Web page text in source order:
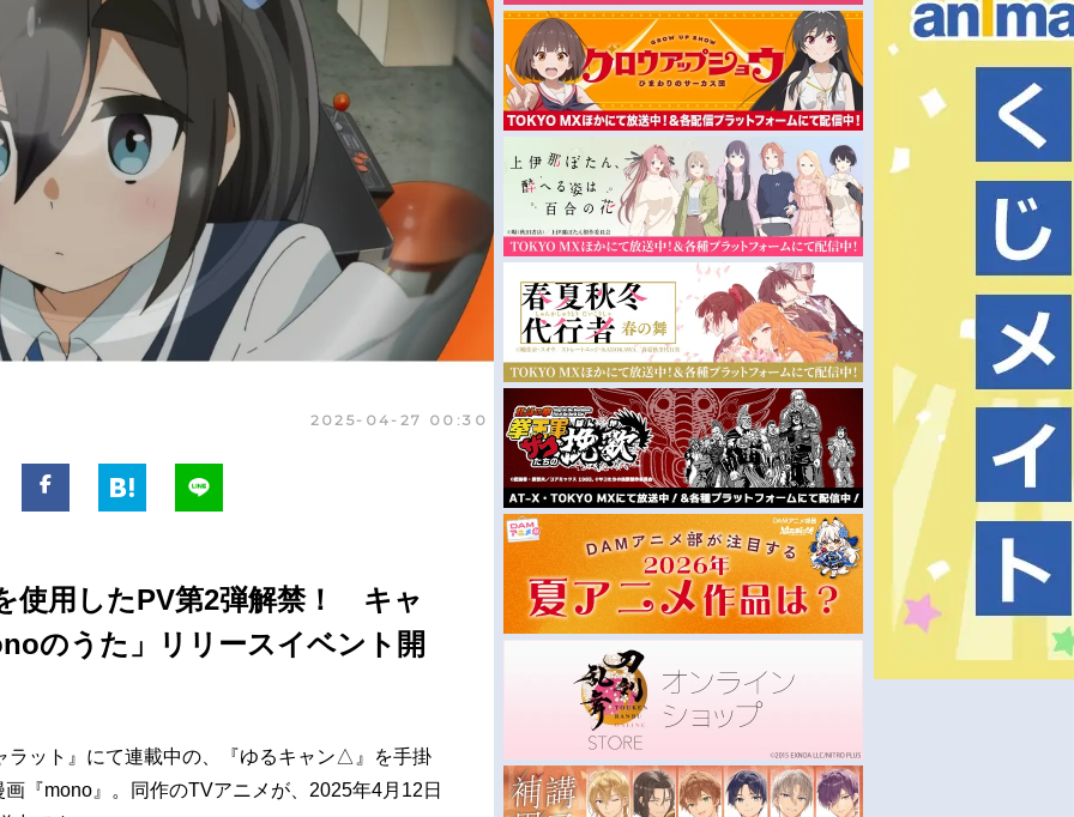
FOLLOW US
2025-04-27 00:30
使用したPV第2弾解禁！ キャ
のうた」リリースイベント開
ラット』にて連載中の、『ゆるキャン△』を手掛
『mono』。同作のTVアニメが、2025年4月12日